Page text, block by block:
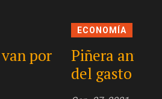
fuerte recorte
para 2022